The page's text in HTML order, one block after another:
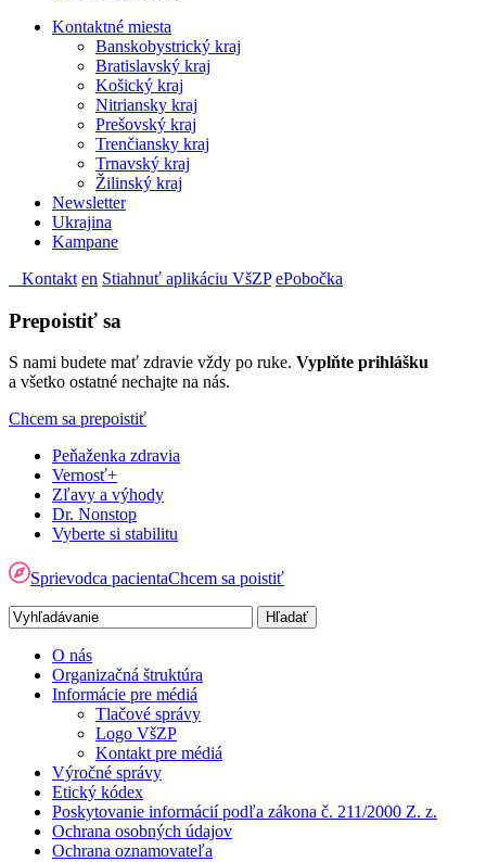
Kontaktné miesta
Banskobystrický kraj
Bratislavský kraj
Košický kraj
Nitriansky kraj
Prešovský kraj
Trenčiansky kraj
Trnavský kraj
Žilinský kraj
Newsletter
Ukrajina
Kampane
Kontakt en Stiahnuť aplikáciu VšZP ePobočka
Prepoistiť sa
S nami budete mať zdravie vždy po ruke. Vyplňte prihlášku
a všetko ostatné nechajte na nás.
Chcem sa prepoistiť
Peňaženka zdravia
Vernosť+
Zľavy a výhody
Dr. Nonstop
Vyberte si stabilitu
Sprievodca pacientaChcem sa poistiť
O nás
Organizačná štruktúra
Informácie pre médiá
Tlačové správy
Logo VšZP
Kontakt pre médiá
Výročné správy
Etický kódex
Poskytovanie informácií podľa zákona č. 211/2000 Z. z.
Ochrana osobných údajov
Ochrana oznamovateľa